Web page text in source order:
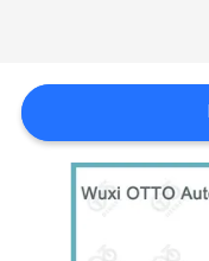
LES
AFFAIRES